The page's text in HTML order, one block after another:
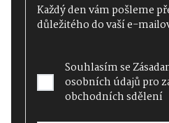
Každý den vám pošleme
důležitého do vaší e-
Souhlasím se
osobních údajůpro
obchodních sdělení